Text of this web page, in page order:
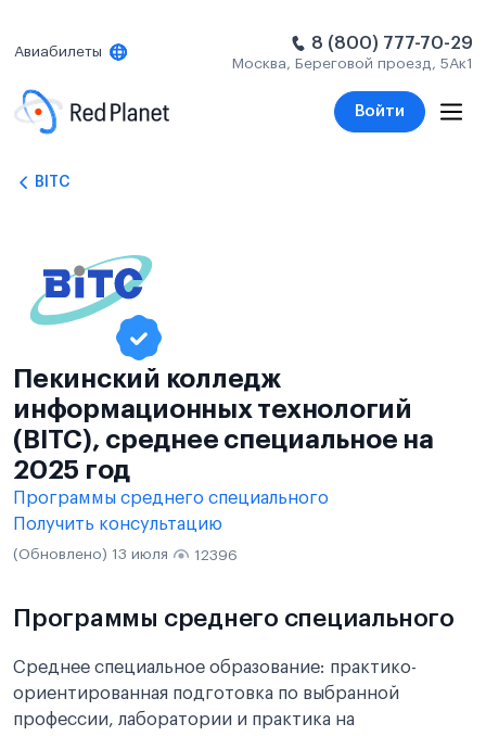
Авиабилеты 8 (800) 777-70-29
Москва, Береговой проезд, 5Ак1
Войти
BITC
Пекинский колледж
информационных технологий
(BITC), среднее специальное на
2025 год
Программы среднего специального
Получить консультацию
(Обновлено) 13 июля 12396
Программы среднего специального
Среднее специальное образование: практико-
ориентированная подготовка по выбранной
профессии, лаборатории и практика на